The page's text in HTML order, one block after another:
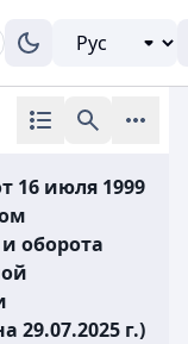
16 июля 1999
оборота
29.07.2025 г.)